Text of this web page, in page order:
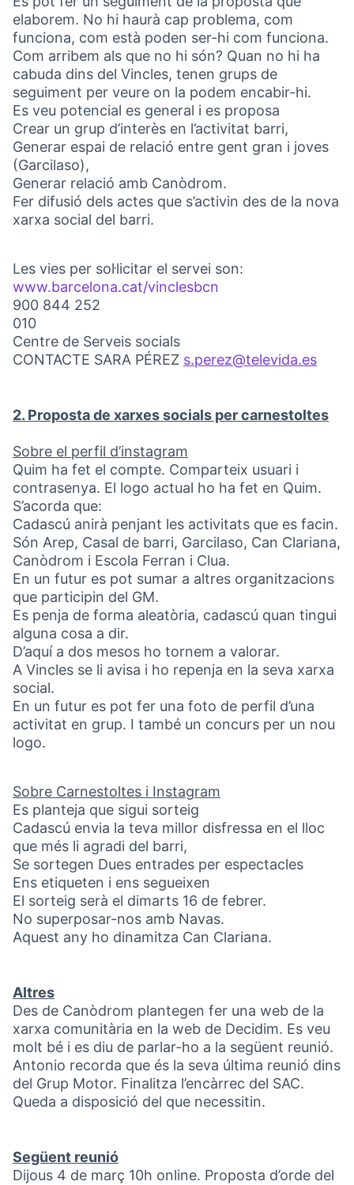
elaborem. No hi haurà cap problema, com
funciona, com està poden ser-hi com funciona.
Com arribem als que no hi són? Quan no hi ha
cabuda dins del Vincles, tenen grups de
seguiment per veure on la podem encabir-hi.
Es veu potencial es general i es proposa
Crear un grup d’interès en l’activitat barri,
Generar espai de relació entre gent gran i joves
(Garcilaso),
Generar relació amb Canòdrom.
Fer difusió dels actes que s’activin des de la nova
xarxa social del barri.
Les vies per sol·licitar el servei son:
www.barcelona.cat/vinclesbcn
900 844 252
010
Centre de Serveis socials
CONTACTE SARA PÉREZ s.perez@televida.es
2. Proposta de xarxes socials per carnestoltes
Sobre el perfil d’instagram
Quim ha fet el compte. Comparteix usuari i
contrasenya. El logo actual ho ha fet en Quim.
S’acorda que:
Cadascú anirà penjant les activitats que es facin.
Són Arep, Casal de barri, Garcilaso, Can Clariana,
Canòdrom i Escola Ferran i Clua.
En un futur es pot sumar a altres organitzacions
que participin del GM.
Es penja de forma aleatòria, cadascú quan tingui
alguna cosa a dir.
D’aquí a dos mesos ho tornem a valorar.
A Vincles se li avisa i ho repenja en la seva xarxa
social.
En un futur es pot fer una foto de perfil d’una
activitat en grup. I també un concurs per un nou
logo.
Sobre Carnestoltes i Instagram
Es planteja que sigui sorteig
Cadascú envia la teva millor disfressa en el lloc
que més li agradi del barri,
Se sortegen Dues entrades per espectacles
Ens etiqueten i ens segueixen
El sorteig serà el dimarts 16 de febrer.
No superposar-nos amb Navas.
Aquest any ho dinamitza Can Clariana.
Altres
Des de Canòdrom plantegen fer una web de la
xarxa comunitària en la web de Decidim. Es veu
molt bé i es diu de parlar-ho a la següent reunió.
Antonio recorda que és la seva última reunió dins
del Grup Motor. Finalitza l’encàrrec del SAC.
Queda a disposició del que necessitin.
Següent reunió
Dijous 4 de març 10h online. Proposta d’orde del